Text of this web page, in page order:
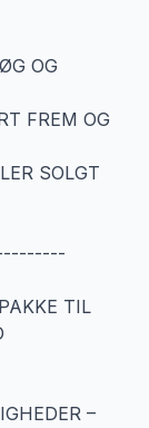
OG
FREM OG
SOLGT
TIL
–